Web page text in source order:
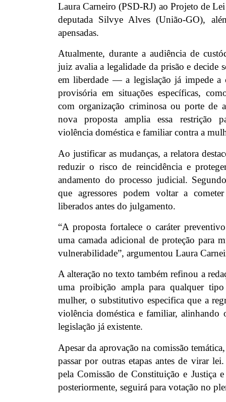
Laura Carneiro (PSD-RJ) ao Projeto de
deputada Silvye Alves (União-GO),
apensadas.
Atualmente, durante a audiência de
juiz avalia a legalidade da prisão e decide
em liberdade — a legislação já impede a
provisória em situações específicas,
com organização criminosa ou porte de
nova proposta amplia essa restrição
violência doméstica e familiar contra a
Ao justificar as mudanças, a relatora
reduzir o risco de reincidência e
andamento do processo judicial.
que agressores podem voltar a
liberados antes do julgamento.
“A proposta fortalece o caráter
uma camada adicional de proteção para
vulnerabilidade”, argumentou Laura
A alteração no texto também refinou a
uma proibição ampla para qualquer
mulher, o substitutivo especifica que a
violência doméstica e familiar, alinhando
legislação já existente.
Apesar da aprovação na comissão
passar por outras etapas antes de virar
pela Comissão de Constituição e Justiça
posteriormente, seguirá para votação no